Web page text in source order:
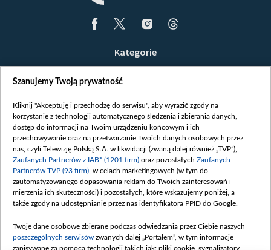
Kategorie
Opinie
Białoruś / Polska
Czytelnia
Centrum Europy
O nas
Kontakt
Informacje o nadawcy
Serwisy partnerskie
belsat.eu
Szanujemy Twoją prywatność
Kliknij "Akceptuję i przechodzę do serwisu", aby wyrazić zgody na
korzystanie z technologii automatycznego śledzenia i zbierania danych,
dostęp do informacji na Twoim urządzeniu końcowym i ich
przechowywanie oraz na przetwarzanie Twoich danych osobowych przez
nas, czyli Telewizję Polską S.A. w likwidacji (zwaną dalej również „TVP”),
Zaufanych Partnerów z IAB* (1201 firm) oraz pozostałych Zaufanych
Partnerów TVP (93 firm) , w celach marketingowych (w tym do
zautomatyzowanego dopasowania reklam do Twoich zainteresowań i
mierzenia ich skuteczności) i pozostałych, które wskazujemy poniżej, a
także zgody na udostępnianie przez nas identyfikatora PPID do Google.
Twoje dane osobowe zbierane podczas odwiedzania przez Ciebie naszych
poszczególnych serwisów zwanych dalej „Portalem”, w tym informacje
zapisywane za pomocą technologii takich jak: pliki cookie, sygnalizatory